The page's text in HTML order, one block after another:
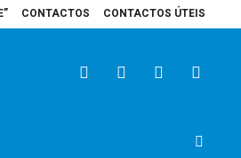
CONTACTOS CONTACTOS ÚTEIS
elétrico para reforçar cuidados na área